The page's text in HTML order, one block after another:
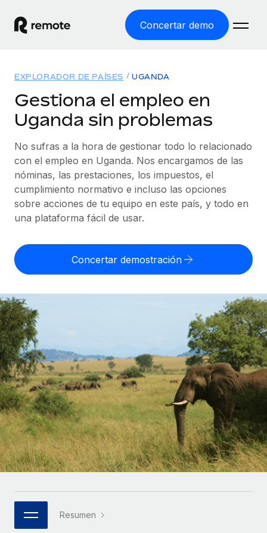
Concertar demo
EMPLEO GLOBAL
Nómina global
Gestiona las nóminas de forma sencilla y conforme a la
legalidad.
Employer of Record
Expándete en todo el mundo sin gastar en entidades.
cumpliendo la normativa.
INFRAESTRUCTURA
Conexión Remote
Integra los RR. HH. en tus flujos de trabajo sin
complicaciones.
Plataforma
Funciones esenciales de RR. HH. integradas para tu
Conectar
Conecta cualquier herramienta de IA con Remote
Soluciones
COBERTURA MUNDIAL
Explorador de países
Consulta el soporte del empleo global según el país.
Explorador estatal de EE. UU.
Simplifica la contratación en todos los estados de EE.
Comparador de Remote
Compáranos con otras empresas.
ETAPAS DE CRECIMIENTO
Soluciones ágiles de RR. HH. globales y nóminas para
empresas en crecimiento.
Mediana empresa
Amplía tu equipo con soluciones de RR. HH.
personalizadas.
Empresa
RR. HH. globales para grandes empresas.
ASOCIARSE
Socios tecnológicos estratégicos
Integra la gestión de los RR. HH. globales en tu
Recursos
HERRAMIENTAS Y CALCULADORAS
Calculadora del riesgo de clasificación errónea
Consulta el riesgo de clasificación errónea por país.
cualquier país.
Descubre opciones de divisas y tiempos de pago para
APRENDIZAJE CON REMOTE
Guías y recursos
Casos prácticos
Glosario de RR. HH.
Listas de verificación y plantillas
Biblioteca de descripciones de puestos
Webinarios
Precios
English
Nederlands
Français
Deutsch
Español
Italiano
Português (Portugal)
日本語
한국어
中文（简体）
EXPLORADOR DE PAÍSES UGANDA
Gestiona el empleo en
Uganda sin problemas
No sufras a la hora de gestionar todo lo relacionado
con el empleo en Uganda. Nos encargamos de las
nóminas, las prestaciones, los impuestos, el
cumplimiento normativo e incluso las opciones
sobre acciones de tu equipo en este país, y todo en
una plataforma fácil de usar.
Concertar demostración
Resumen